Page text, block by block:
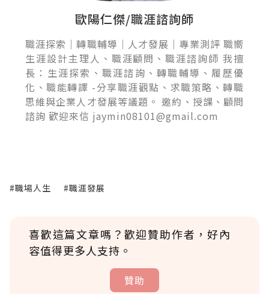
歐陽仁傑/職涯諮詢師
職涯探索｜轉職輔導｜人才發展｜專業測評 職嚮
生涯設計主理人、職涯顧問、職涯諮詢師 我擅
長：生涯探索、職涯諮詢、轉職輔導、履歷優
化、職能轉譯 -分享職涯觀點、求職策略、轉職
思維與企業人才發展等議題。 邀約、授課、顧問
諮詢 歡迎來信 jaymin08101@gmail.com
#職場人生 #職涯發展
喜歡這篇文章嗎？歡迎贊助作者，好內
容值得更多人支持。
贊助